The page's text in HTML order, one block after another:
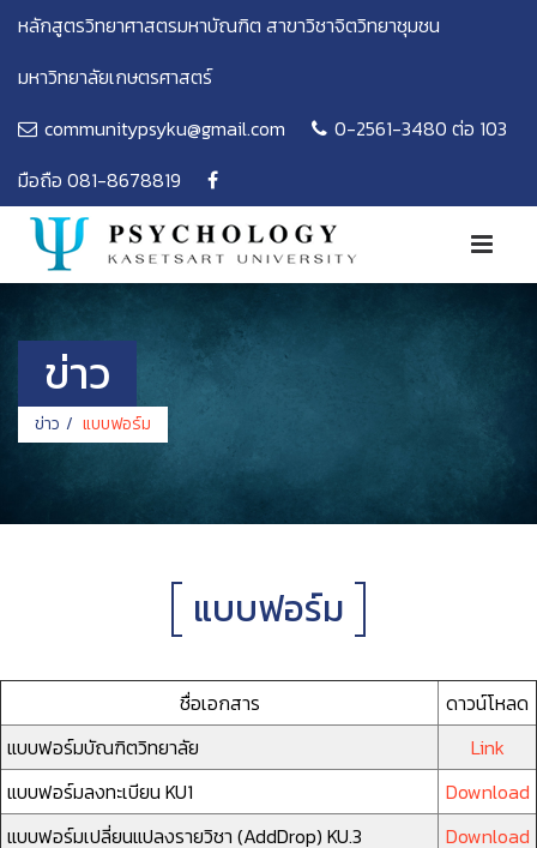
หลักสูตรวิทยาศาสตรมหาบัณฑิต สาขาวิชาจิตวิทยาชุมชน
มหาวิทยาลัยเกษตรศาสตร์
communitypsyku@gmail.com
0-2561-3480 ต่อ 103
มือถือ 081-8678819
ข่าว
ข่าว แบบฟอร์ม
แบบฟอร์ม
ชื่อเอกสาร
ดาวน์โหลด
แบบฟอร์มบัณฑิตวิทยาลัย
Link
แบบฟอร์มลงทะเบียน KU1
Download
แบบฟอร์มเปลี่ยนแปลงรายวิชา (AddDrop) KU.3
Download